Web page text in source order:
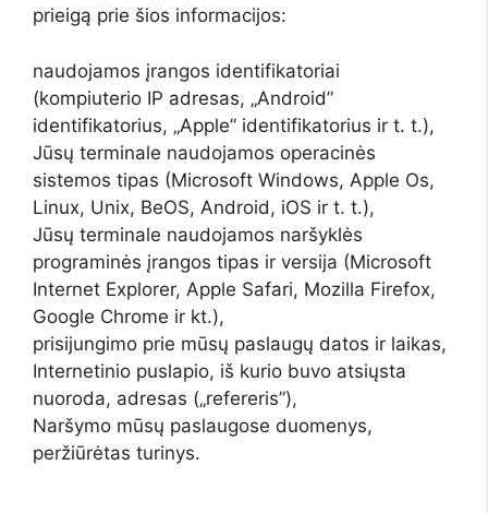
prieigą prie šios informacijos:
naudojamos įrangos identifikatoriai
(kompiuterio IP adresas, „Android”
identifikatorius, „Apple” identifikatorius ir t. t.),
Jūsų terminale naudojamos operacinės
sistemos tipas (Microsoft Windows, Apple Os,
Linux, Unix, BeOS, Android, iOS ir t. t.),
Jūsų terminale naudojamos naršyklės
programinės įrangos tipas ir versija (Microsoft
Internet Explorer, Apple Safari, Mozilla Firefox,
Google Chrome ir kt.),
prisijungimo prie mūsų paslaugų datos ir laikas,
Internetinio puslapio, iš kurio buvo atsiųsta
nuoroda, adresas („refereris”),
Naršymo mūsų paslaugose duomenys,
peržiūrėtas turinys.